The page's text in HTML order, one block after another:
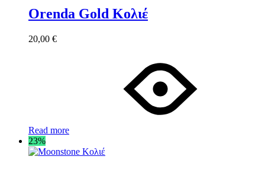
Orenda Gold Κολιέ
20,00 €
Read more
23%